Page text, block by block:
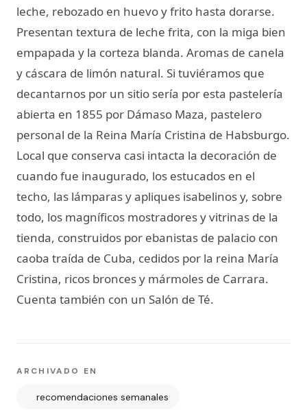
leche, rebozado en huevo y frito hasta dorarse.
Presentan textura de leche frita, con la miga bien
empapada y la corteza blanda. Aromas de canela
y cáscara de limón natural. Si tuviéramos que
decantarnos por un sitio sería por esta pastelería
abierta en 1855 por Dámaso Maza, pastelero
personal de la Reina María Cristina de Habsburgo.
Local que conserva casi intacta la decoración de
cuando fue inaugurado, los estucados en el
techo, las lámparas y apliques isabelinos y, sobre
todo, los magníficos mostradores y vitrinas de la
tienda, construidos por ebanistas de palacio con
caoba traída de Cuba, cedidos por la reina María
Cristina, ricos bronces y mármoles de Carrara.
Cuenta también con un Salón de Té.
ARCHIVADO EN
recomendaciones semanales